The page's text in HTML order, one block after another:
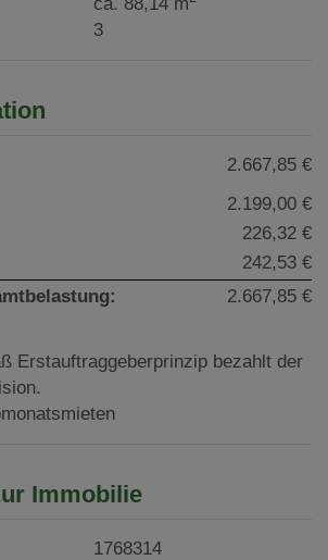
3
2.667,85 €
2.199,00 €
226,32 €
242,53 €
2.667,85 €
Erstauftraggeberprinzip bezahlt der
Immobilie
1768314